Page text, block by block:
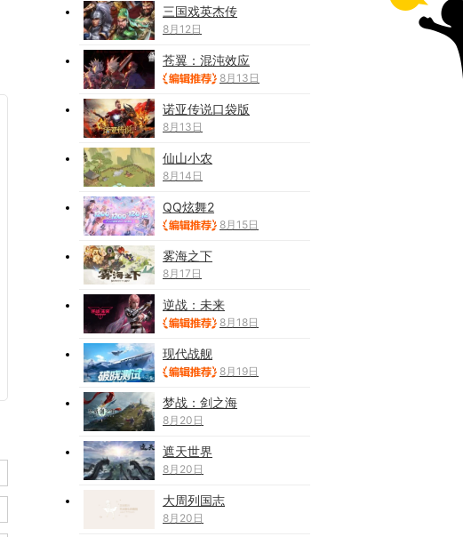
三国戏英杰传
8月12日
苍翼：混沌效应
8月13日
诺亚传说口袋版
8月13日
仙山小农
8月14日
QQ炫舞2
8月15日
雾海之下
8月17日
逆战：未来
8月18日
现代战舰
8月19日
梦战：剑之海
8月20日
遮天世界
8月20日
大周列国志
8月20日